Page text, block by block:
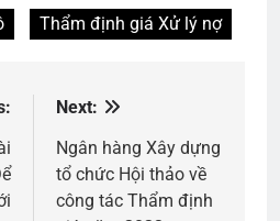
Thẩm định giá Xử lý nợ
Next:
Ngân hàng Xây dựng
tổ chức Hội thảo về
công tác Thẩm định